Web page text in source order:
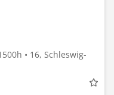
• 16, Schleswig-